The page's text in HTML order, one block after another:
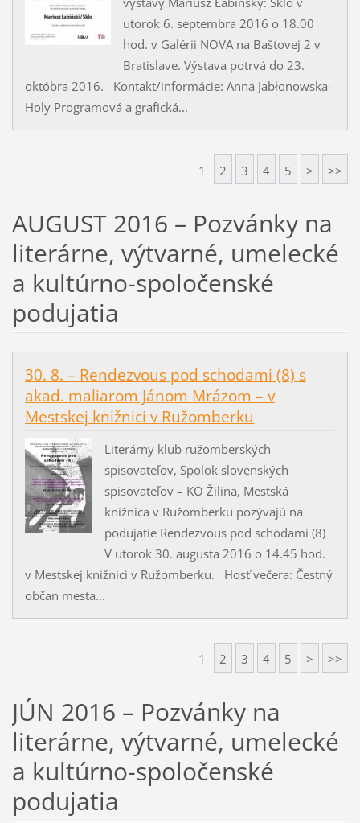
utorok 6. septembra 2016 o 18.00
hod. v Galérii NOVA na Baštovej 2 v
Bratislave. Výstava potrvá do 23.
októbra 2016. Kontakt/informácie: Anna Jabłonowska-
Holy Programová a grafická...
1 2 3 4 5 > >>
AUGUST 2016 – Pozvánky na
literárne, výtvarné, umelecké
a kultúrno-spoločenské
podujatia
30. 8. – Rendezvous pod schodami (8) s
akad. maliarom Jánom Mrázom – v
Mestskej knižnici v Ružomberku
Literárny klub ružomberských
spisovateľov, Spolok slovenských
spisovateľov – KO Žilina, Mestská
knižnica v Ružomberku pozývajú na
podujatie Rendezvous pod schodami (8)
V utorok 30. augusta 2016 o 14.45 hod.
v Mestskej knižnici v Ružomberku. Hosť večera: Čestný
občan mesta...
1 2 3 4 5 > >>
JÚN 2016 – Pozvánky na
literárne, výtvarné, umelecké
a kultúrno-spoločenské
podujatia